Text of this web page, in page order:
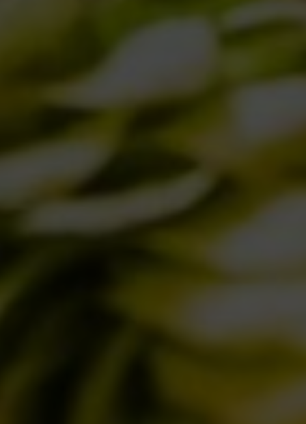
FACILE MA… INTRIGANTE